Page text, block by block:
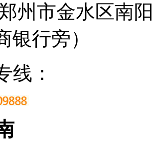
州市金水区南
银行旁）
线：